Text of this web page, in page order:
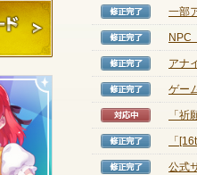
ゲームダウンロード
修正完
一部
修正完
NPC
修正完
アナ
修正完
ゲー
対応中
「
修正完
「
修正完
公式